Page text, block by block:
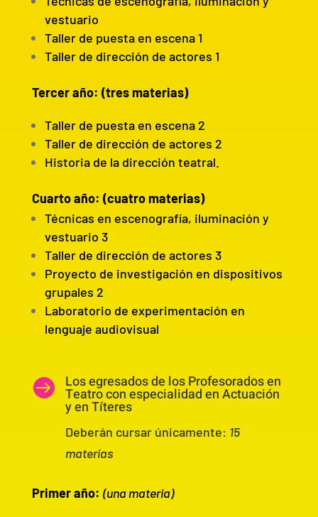
vestuario
Taller de puesta en escena 1
Taller de dirección de actores 1
Tercer año: (tres materias)
Taller de puesta en escena 2
Taller de dirección de actores 2
Historia de la dirección teatral.
Cuarto año: (cuatro materias)
Técnicas en escenografía, iluminación y
vestuario 3
Taller de dirección de actores 3
Proyecto de investigación en dispositivos
grupales 2
Laboratorio de experimentación en
lenguaje audiovisual
 Los egresados de los Profesorados en
Teatro con especialidad en Actuación
y en Títeres
Deberán cursar únicamente: 15
materias
Primer año: (una materia)